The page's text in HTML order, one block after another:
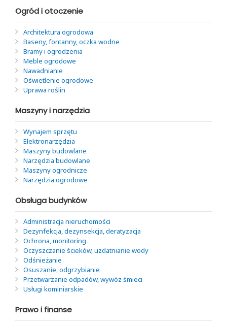
Ogród i otoczenie
Architektura ogrodowa
Baseny, fontanny, oczka wodne
Bramy i ogrodzenia
Meble ogrodowe
Nawadnianie
Oświetlenie ogrodowe
Uprawa roślin
Maszyny i narzędzia
Wynajem sprzętu
Elektronarzędzia
Maszyny budowlane
Narzędzia budowlane
Maszyny ogrodnicze
Narzędzia ogrodowe
Obsługa budynków
Administracja nieruchomości
Dezynfekcja, dezynsekcja, deratyzacja
Ochrona, monitoring
Oczyszczanie ścieków, uzdatnianie wody
Odśnieżanie
Osuszanie, odgrzybianie
Przetwarzanie odpadów, wywóz śmieci
Usługi kominiarskie
Prawo i finanse